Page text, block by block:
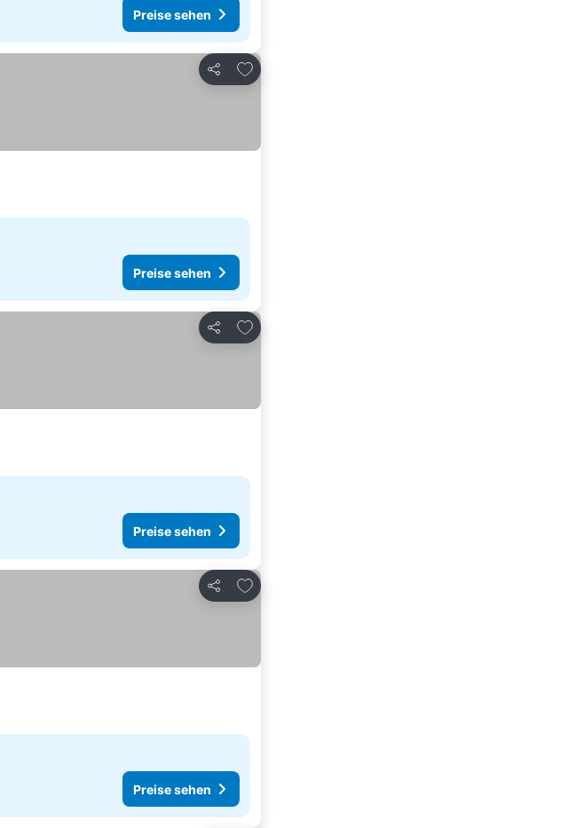
Preise sehen
Teilen
Zu Favoriten hinzufügen
Preise sehen
Teilen
Zu Favoriten hinzufügen
Preise sehen
Teilen
Zu Favoriten hinzufügen
Preise sehen